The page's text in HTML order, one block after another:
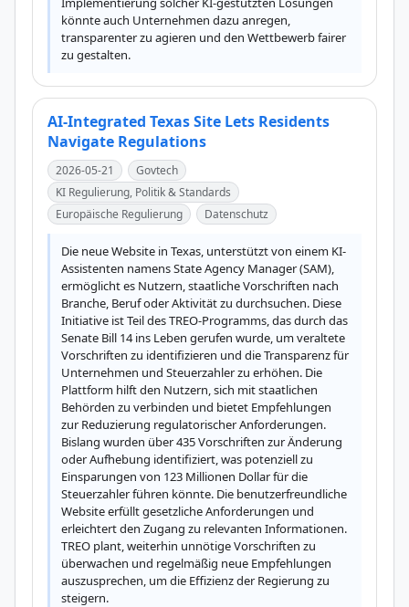
könnte auch Unternehmen dazu anregen,
transparenter zu agieren und den Wettbewerb fairer
zu gestalten.
AI-Integrated Texas Site Lets Residents
Navigate Regulations
2026-05-21
Govtech
KI Regulierung, Politik & Standards
Europäische Regulierung
Datenschutz
Die neue Website in Texas, unterstützt von einem KI-
Assistenten namens State Agency Manager (SAM),
ermöglicht es Nutzern, staatliche Vorschriften nach
Branche, Beruf oder Aktivität zu durchsuchen. Diese
Initiative ist Teil des TREO-Programms, das durch das
Senate Bill 14 ins Leben gerufen wurde, um veraltete
Vorschriften zu identifizieren und die Transparenz für
Unternehmen und Steuerzahler zu erhöhen. Die
Plattform hilft den Nutzern, sich mit staatlichen
Behörden zu verbinden und bietet Empfehlungen
zur Reduzierung regulatorischer Anforderungen.
Bislang wurden über 435 Vorschriften zur Änderung
oder Aufhebung identifiziert, was potenziell zu
Einsparungen von 123 Millionen Dollar für die
Steuerzahler führen könnte. Die benutzerfreundliche
Website erfüllt gesetzliche Anforderungen und
erleichtert den Zugang zu relevanten Informationen.
TREO plant, weiterhin unnötige Vorschriften zu
überwachen und regelmäßig neue Empfehlungen
auszusprechen, um die Effizienz der Regierung zu
steigern.